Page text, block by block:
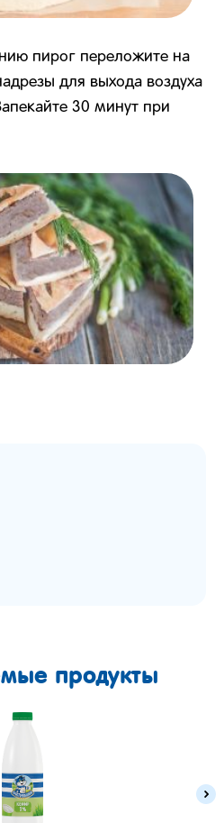
пирог переложите на
для выхода воздуха
30 минут при
продукты